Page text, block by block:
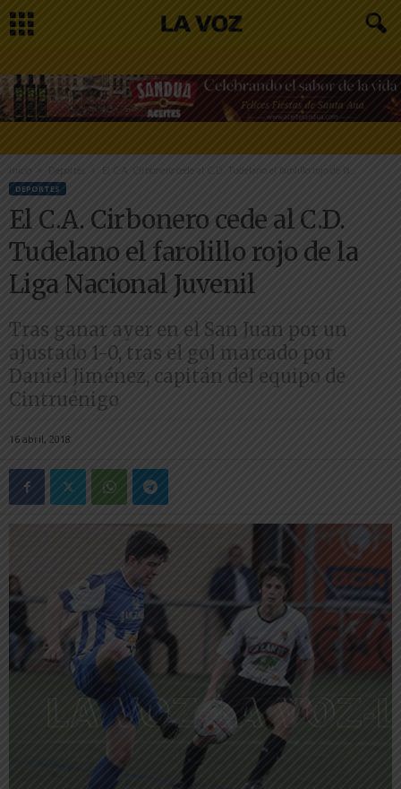
Inicio El C.A. Cirbonero cede al C.D. Tudelano el farolillo rojo de la...
DEPORTES
El C.A. Cirbonero cede al C.D.
Tudelano el farolillo rojo de la
Liga Nacional Juvenil
Tras ganar ayer en el San Juan por un
ajustado 1-0, tras el gol marcado por
Daniel Jiménez, capitán del equipo de
Cintruénigo
16 abril, 2018